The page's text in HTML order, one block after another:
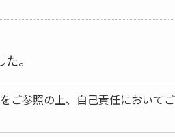
。
ご参照の上、自己責任において